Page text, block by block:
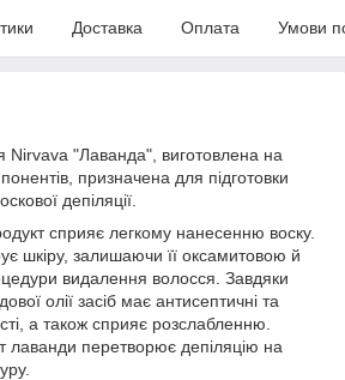
Доставка Оплата Умови
Nirvava "Лаванда", виготовлена на
призначена для підготовки
депіляції.
сприяє легкому нанесенню воску.
шкіру, залишаючи її оксамитовою й
видалення волосся. Завдяки
олії засіб має антисептичні та
а також сприяє розслабленню.
лаванди перетворює депіляцію на